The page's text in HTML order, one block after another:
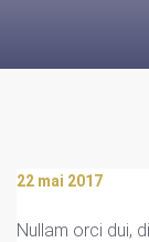
22 mai 2017
Nullam orci dui,